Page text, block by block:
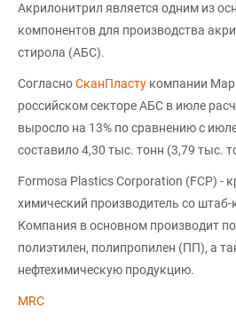
Акрилонитрил является одним из
компонентов для производства
стирола (АБС).
СогласноСканПласту компании
российском секторе АБС в июле
выросло на 13% по сравнению с
составило 4,30 тыс. тонн (3,79 тыс.
Formosa Plastics Corporation (FCP) -
химический производитель со штаб-
Компания в основном производит
полиэтилен, полипропилен (ПП), а
нефтехимическую продукцию.
MRC